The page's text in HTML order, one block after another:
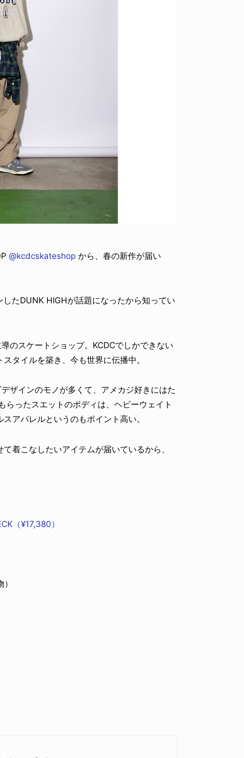
@kcdcskateshop から、春の新作が届い
たDUNK HIGHが話題になったから知ってい
のスケートショップ。KCDCでしかできない
タイルを築き、今も世界に伝播中。
ザインのモノが多くて、アメカジ好きにはた
らったスエットのボディは、ヘビーウェイト
アパレルというのもポイント高い。
着こなしたいアイテムが届いているから、
（¥17,380）